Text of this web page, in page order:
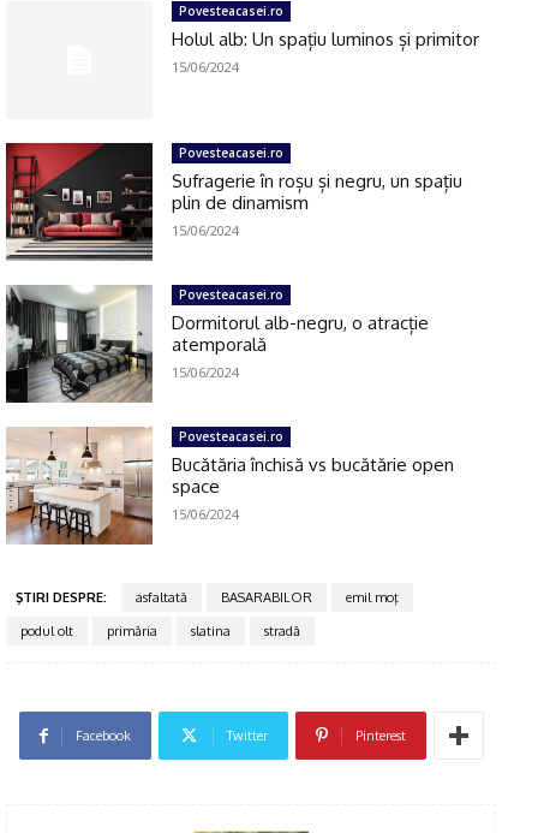
Povesteacasei.ro
Holul alb: Un spațiu luminos și primitor
15/06/2024
Povesteacasei.ro
Sufragerie în roșu și negru, un spațiu
plin de dinamism
15/06/2024
Povesteacasei.ro
Dormitorul alb-negru, o atracție
atemporală
15/06/2024
Povesteacasei.ro
Bucătăria închisă vs bucătărie open
space
15/06/2024
ŞTIRI DESPRE: asfaltată BASARABILOR
emil moţ
podul olt
primăria slatina stradă
Facebook Twitter Pinterest